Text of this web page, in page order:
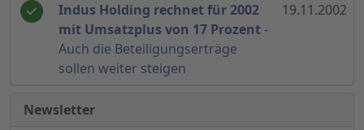
Indus Holding rechnet für 2002
mit Umsatzplus von 17 Prozent-
Auch die Beteiligungserträge
sollen weiter steigen
19.11.2002
Newsletter